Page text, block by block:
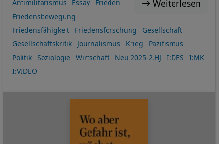
Weiterlesen
Antimilitarismus Essay
Frieden
Friedensbewegung
Friedensfähigkeit
Friedensforschung
Gesellschaft
Gesellschaftskritik
Journalismus Krieg
Pazifismus
Politik
Soziologie Wirtschaft Neu 2025-2.HJ I:DES
I:MK
I:VIDEO